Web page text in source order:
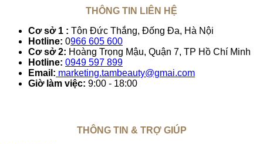
THÔNG TIN LIÊN HỆ
Cơ sở 1 : Tôn Đức Thắng, Đống Đa, Hà Nội
Hotline: 0966 605 600
Cơ sở 2: Hoàng Trọng Mậu, Quận 7, TP Hồ Chí Minh
Hotline: 0949 597 899
Email: marketing.tambeauty@gmai.com
Giờ làm việc: 9:00 - 18:00
THÔNG TIN & TRỢ GIÚP